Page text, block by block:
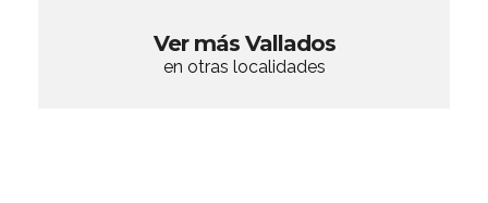
Ver más Vallados
en otras localidades